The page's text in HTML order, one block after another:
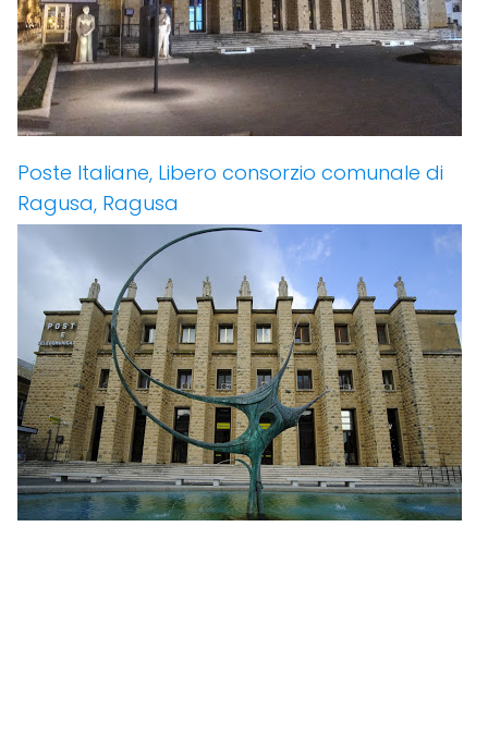
Poste Italiane, Libero consorzio comunale di
Ragusa, Ragusa